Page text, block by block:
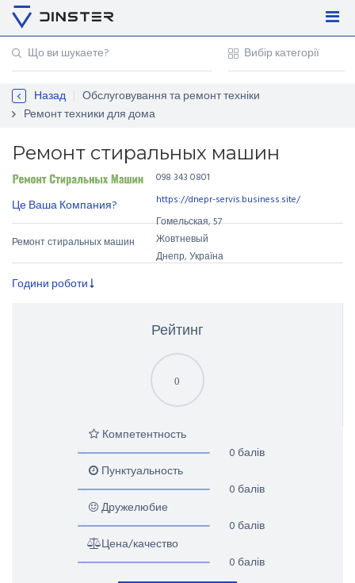
Регістрація
Контакти
Назад
Обслуговування та ремонт техніки
Ремонт техники для дома
Ремонт стиральных машин
Це Ваша Компания?
Ремонт стиральных машин
098 343 0801
https://dnepr-servis.business.site/
Гомельская,57
Жовтневый
Днепр, Україна
Години роботи
Рейтинг
0
Компетентность
0 балів
Пунктуальность
0 балів
Дружелюбие
0 балів
Цена/качество
0 балів